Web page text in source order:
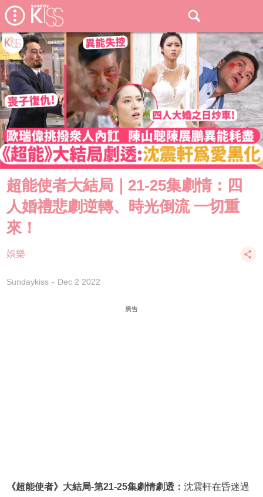
超能使者大結局｜21-25集劇情：四
人婚禮悲劇逆轉、時光倒流 一切重
來！
娛樂
Sundaykiss Dec 2 2022
廣告
《超能使者》大結局-第21-25集劇情劇透： 沈震軒在昏迷過